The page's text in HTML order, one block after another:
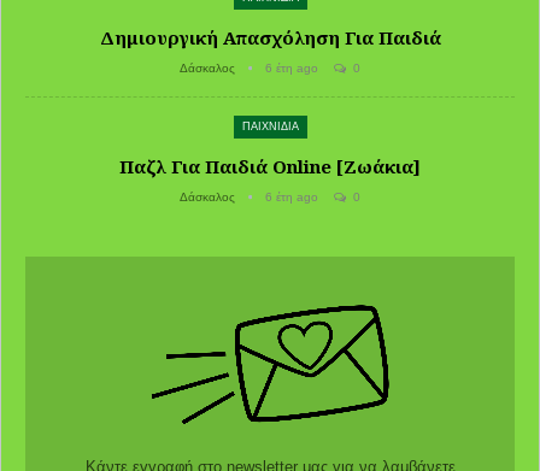
Δημιουργική Απασχόληση Για Παιδιά
Δάσκαλος 6 έτη ago 0
ΠΑΙΧΝΙΔΙΑ
Παζλ Για Παιδιά Online [Ζωάκια]
Δάσκαλος 6 έτη ago 0
Κάντε εγγραφή στο newsletter μας για να λαμβάνετε